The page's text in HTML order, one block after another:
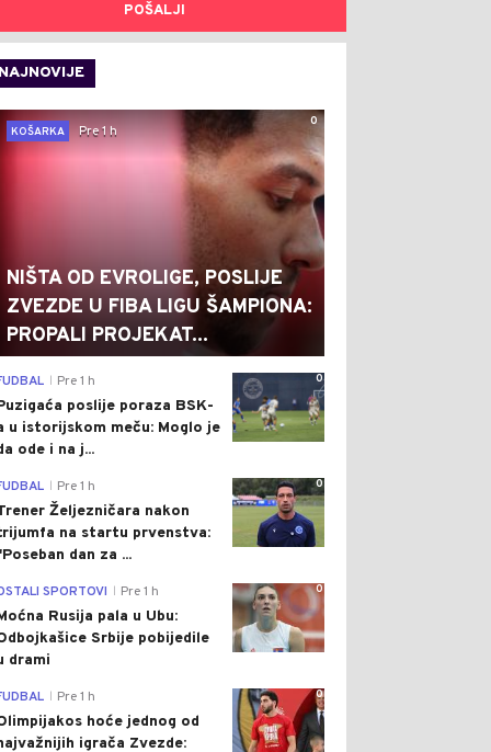
POŠALJI
NAJNOVIJE
0
KOŠARKA
Pre 1 h
NIŠTA OD EVROLIGE, POSLIJE
ZVEZDE U FIBA LIGU ŠAMPIONA:
PROPALI PROJEKAT...
0
Pre 1 h
poslije poraza BSK-
u istorijskom meču: Moglo je
ode i na j...
0
Pre 1 h
Željezničara nakon
na startu prvenstva:
dan za ...
0
SPORTOVI Pre 1 h
Rusija pala u Ubu:
Srbije pobijedile
drami
0
Pre 1 h
hoće jednog od
igrača Zvezde: